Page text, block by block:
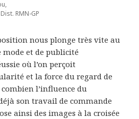
RMN-GP
nous plonge très vite au
et de publicité
où l’on perçoit
et la force du regard de
l’influence du
son travail de commande
ainsi des images à la croisée